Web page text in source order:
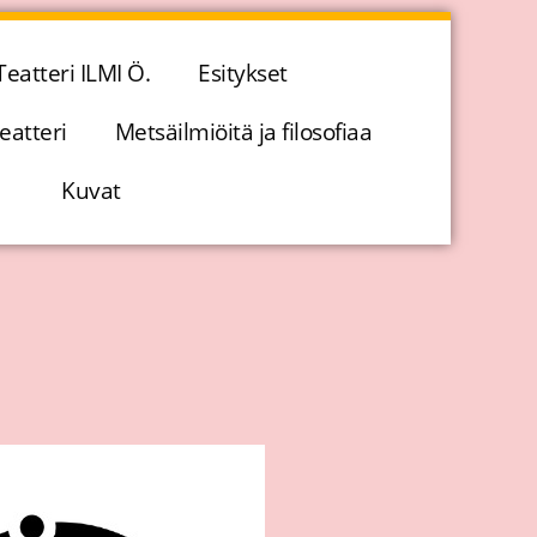
ILMI Ö.
Esitykset
Metsäilmiöitä ja filosofiaa
Kuvat